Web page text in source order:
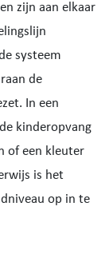
zijn aan elkaar
systeem
de
In een
kinderopvang
of een kleuter
is het
op in te